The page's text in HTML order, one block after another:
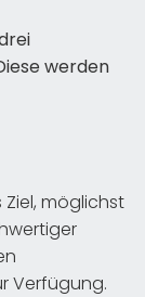
werden
Ziel, möglichst
Verfügung.